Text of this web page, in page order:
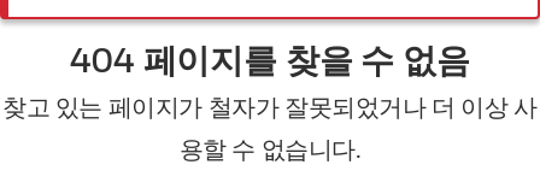
404 페이지를 찾을 수 없음
찾고 있는 페이지가 철자가 잘못되었거나 더 이상 사
용할 수 없습니다.